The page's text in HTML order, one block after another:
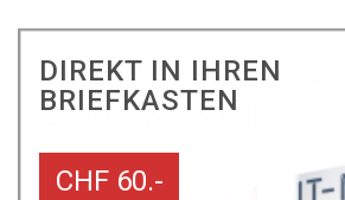
DIREKT IN IHREN
BRIEFKASTEN
CHF 60.-